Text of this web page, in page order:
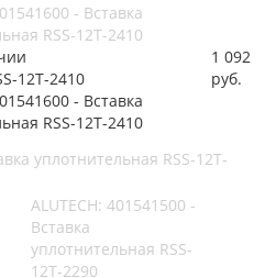
- Вставка
RSS-12T-2410
12T-2410
- Вставка
RSS-12T-2410
1 092
руб.
уплотнительная RSS-12T-
ALUTECH: 401541500 -
Вставка
уплотнительная RSS-
12T-2290